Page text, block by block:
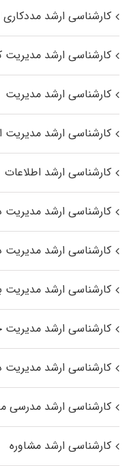
کارشناسی ارشد
کارشناسی ارشد
کارشناسی ارشد مدیریت
کارشناسی ارشد مدیریت
کارشناسی ارشد اطلاعات
کارشناسی ارشد مدیریت
کارشناسی ارشد مدیریت
کارشناسی ارشد مدیریت
کارشناسی ارشد مدیریت
کارشناسی ارشد مدیریت
کارشناسی ارشد مدرسی
کارشناسی ارشد مشاوره